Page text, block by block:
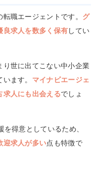
職エージェントです。 グ
良求人を数多く保有してい
世に出てこない中小企業
ます。 マイナビエージェ
求人にも出会えるでしょ
得意としているため、
迎求人が多い点も特徴で